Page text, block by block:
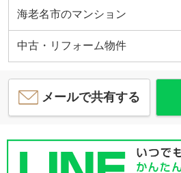
海老名市のマンション
中古・リフォーム物件
メールで共有する